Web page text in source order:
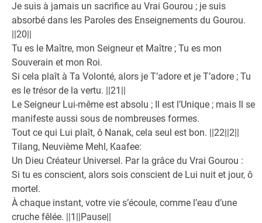
Je suis à jamais un sacrifice au Vrai Gourou ; je suis
absorbé dans les Paroles des Enseignements du Gourou.
||20||
Tu es le Maître, mon Seigneur et Maître ; Tu es mon
Souverain et mon Roi.
Si cela plaît à Ta Volonté, alors je T’adore et je T’adore ; Tu
es le trésor de la vertu. ||21||
Le Seigneur Lui-même est absolu ; Il est l’Unique ; mais Il se
manifeste aussi sous de nombreuses formes.
Tout ce qui Lui plaît, ô Nanak, cela seul est bon. ||22||2||
Tilang, Neuvième Mehl, Kaafee:
Un Dieu Créateur Universel. Par la grâce du Vrai Gourou :
Si tu es conscient, alors sois conscient de Lui nuit et jour, ô
mortel.
À chaque instant, votre vie s’écoule, comme l’eau d’une
cruche fêlée. ||1||Pause||